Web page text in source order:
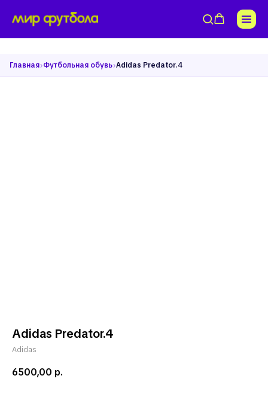
Главная›Футбольная обувь›Adidas Predator.4
Adidas Predator.4
Adidas
6500,00 р.